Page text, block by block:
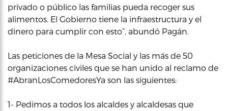
privado o público las familias pueda recoger sus
alimentos. El Gobierno tiene la infraestructura y el
dinero para cumplir con esto”, abundó Pagán.
Las peticiones de la Mesa Social y las más de 50
organizaciones civiles que se han unido al reclamo de
#AbranLosComedoresYa son las siguientes:
1- Pedimos a todos los alcaldes y alcaldesas que